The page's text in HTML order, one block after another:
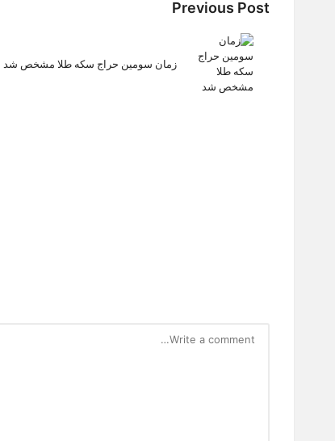
Post
navigation
Previous Post
زمان سومین حراج سکه طلا مشخص شد